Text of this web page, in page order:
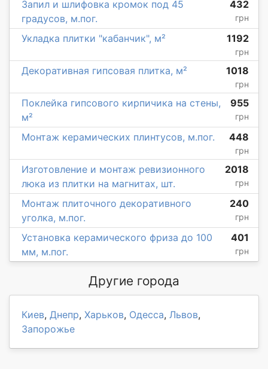
Запил и шлифовка кромок под 45
градусов, м.пог.
432
грн
Укладка плитки "кабанчик", м² 1192
грн
Декоративная гипсовая плитка, м² 1018
грн
Поклейка гипсового кирпичика на стены,
м²
955
грн
Монтаж керамических плинтусов, м.пог. 448
грн
Изготовление и монтаж ревизионного
люка из плитки на магнитах, шт.
2018
грн
Монтаж плиточного декоративного
уголка, м.пог.
240
грн
Установка керамического фриза до 100
мм, м.пог.
401
грн
Другие города
Киев, Днепр, Харьков, Одесса, Львов,
Запорожье